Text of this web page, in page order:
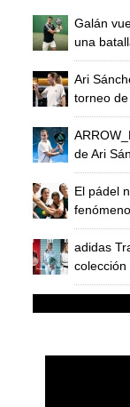
Galán
una
Ari
torneo
de Ari
El pádel
adidas
colección